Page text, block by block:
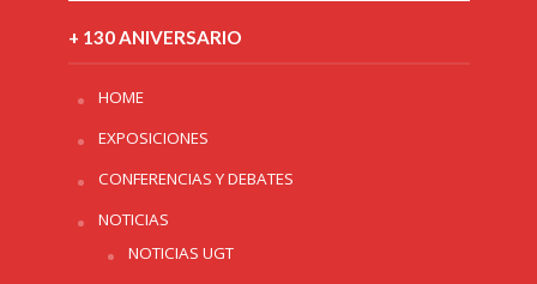
+ 130 ANIVERSARIO
HOME
EXPOSICIONES
CONFERENCIAS Y DEBATES
NOTICIAS
NOTICIAS UGT